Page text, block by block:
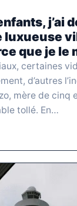
j’ai
que je le
certaines
d’autres
mère de cinq
tollé. En…